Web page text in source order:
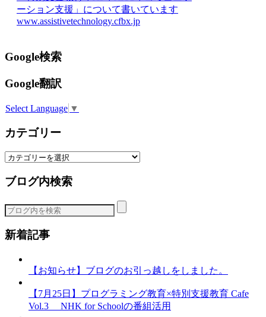
ーション支援」について書いています
www.assistivetechnology.cfbx.jp
Google検索
Google翻訳
Select Language ▼
カテゴリー
カ
ゴ
ー
ブログ内検索
新着記事
【お知らせ】ブログのお引っ越しをしました。
【7月25日】プログラミング教育×特別支援教育 Cafe
Vol.3 NHK for Schoolの番組活用